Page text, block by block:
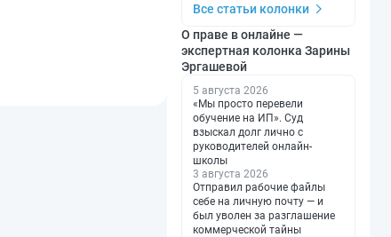
Все статьи колонки
О праве в онлайне —
экспертная колонка Зарины
Эргашевой
5 августа 2026
«Мы просто перевели
обучение на ИП». Суд
взыскал долг лично с
руководителей онлайн-
школы
3 августа 2026
Отправил рабочие файлы
себе на личную почту — и
был уволен за разглашение
коммерческой тайны